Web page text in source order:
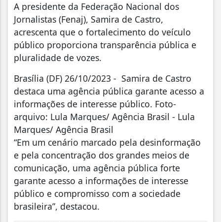
A presidente da Federação Nacional dos
Jornalistas (Fenaj), Samira de Castro,
acrescenta que o fortalecimento do veículo
público proporciona transparência pública e
pluralidade de vozes.
Brasília (DF) 26/10/2023 - Samira de Castro
destaca uma agência pública garante acesso a
informações de interesse público. Foto-
arquivo: Lula Marques/ Agência Brasil - Lula
Marques/ Agência Brasil
“Em um cenário marcado pela desinformação
e pela concentração dos grandes meios de
comunicação, uma agência pública forte
garante acesso a informações de interesse
público e compromisso com a sociedade
brasileira”, destacou.